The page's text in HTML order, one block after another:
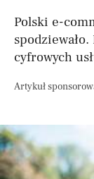
Polski e-
cyfrowych
Artykuł